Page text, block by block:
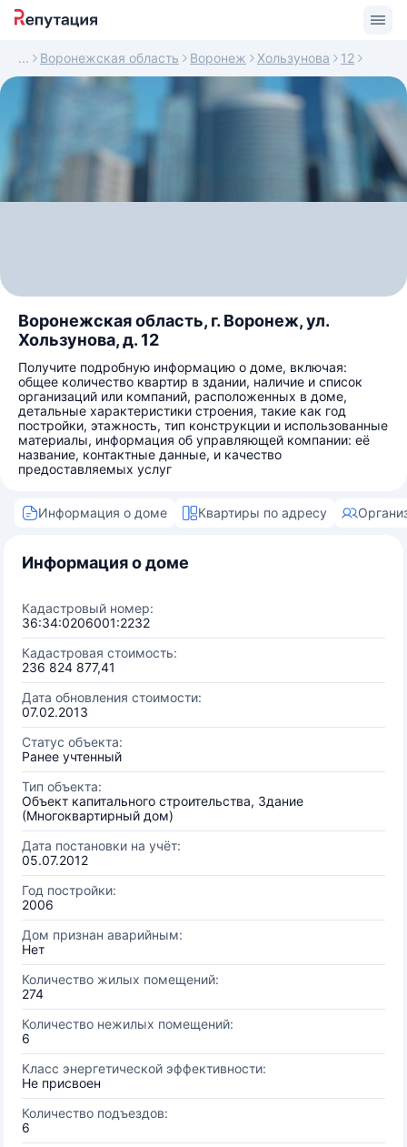
Воронежская область Воронеж Хользунова 12
Воронежская область, г. Воронеж, ул.
Хользунова, д. 12
Получите подробную информацию о доме, включая:
общее количество квартир в здании, наличие и список
организаций или компаний, расположенных в доме,
детальные характеристики строения, такие как год
постройки, этажность, тип конструкции и использованные
материалы, информация об управляющей компании: её
название, контактные данные, и качество
предоставляемых услуг
Информация о доме Квартиры по адресу
Информация о доме
Кадастровый номер:
36:34:0206001:2232
Кадастровая стоимость:
236 824 877,41
Дата обновления стоимости:
07.02.2013
Статус объекта:
Ранее учтенный
Тип объекта:
Объект капитального строительства, Здание
(Многоквартирный дом)
Дата постановки на учёт:
05.07.2012
Год постройки:
2006
Дом признан аварийным:
Нет
Количество жилых помещений:
274
Количество нежилых помещений:
6
Класс энергетической эффективности:
Не присвоен
Количество подъездов:
6